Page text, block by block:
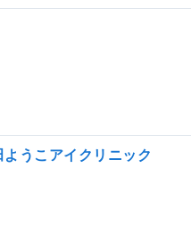
ようこアイクリニック